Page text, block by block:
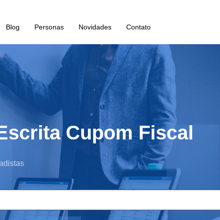
Blog Personas Novidades Contato
Cupom Fiscal